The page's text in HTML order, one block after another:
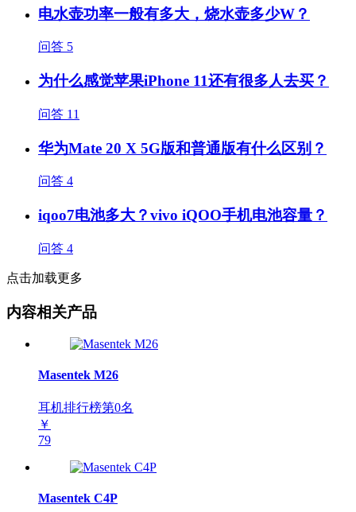
电水壶功率一般有多大，烧水壶多少W？
问答 5
为什么感觉苹果iPhone 11还有很多人去买？
问答 11
华为Mate 20 X 5G版和普通版有什么区别？
问答 4
iqoo7电池多大？vivo iQOO手机电池容量？
问答 4
点击加载更多
内容相关产品
Masentek M26
耳机排行榜第0名
￥
79
Masentek C4P